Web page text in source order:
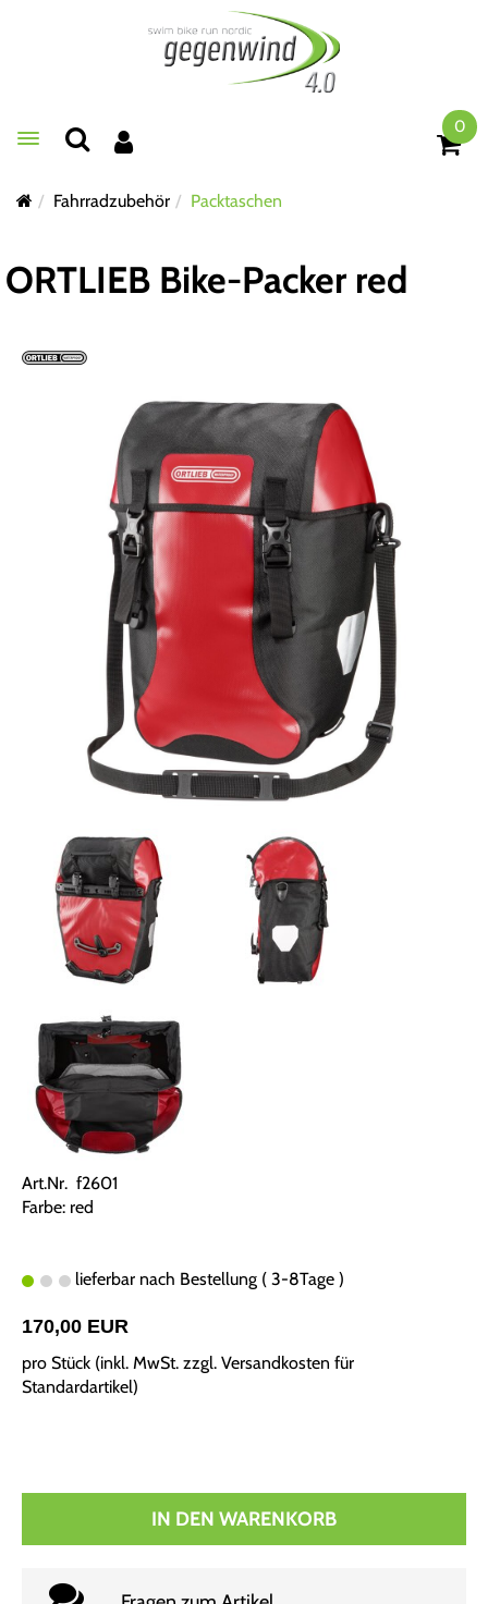
Toggle navigation
0
Fahrradzubehör Packtaschen
ORTLIEB Bike-Packer red
Art.Nr. f2601
Farbe: red
lieferbar nach Bestellung ( 3-8Tage )
170,00 EUR
pro Stück (inkl. MwSt. zzgl. Versandkosten für
Standardartikel)
IN DEN WARENKORB